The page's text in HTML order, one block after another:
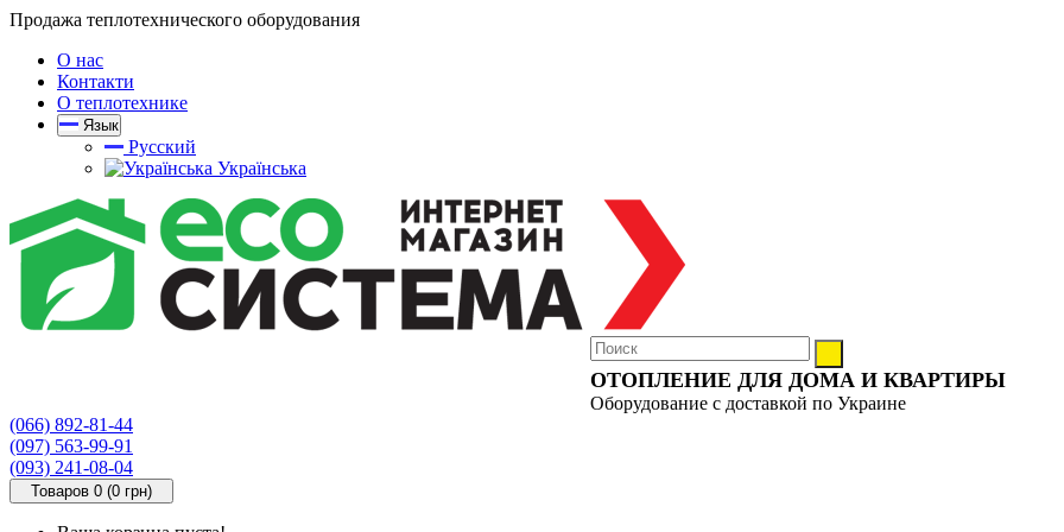
Продажа теплотехнического оборудования
О нас
Контакти
О теплотехнике
Язык
Русский
Українська
ОТОПЛЕНИЕ ДЛЯ ДОМА И КВАРТИРЫ
Оборудование с доставкой по Украине
(066) 892-81-44
(097) 563-99-91
(093) 241-08-04
Товаров 0 (0 грн)